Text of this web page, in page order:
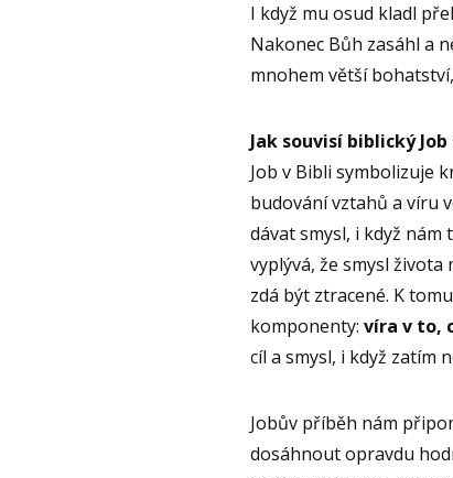
I když mu osud kladl
Nakonec Bůh zasáhl a
mnohem větší
Jak souvisí biblický Job
Job v Bibli symbolizuje
budování vztahů a víru
dávat smysl, i když
vyplývá, že smysl života
zdá být ztracené. K
komponenty: víra v to,
cíl a smysl, i když zatím
Jobův příběh nám
dosáhnout opravdu